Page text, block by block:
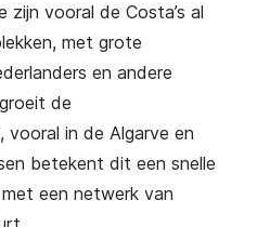
zijn vooral de Costa’s al
met grote
en andere
de
vooral in de Algarve en
betekent dit een snelle
een netwerk van